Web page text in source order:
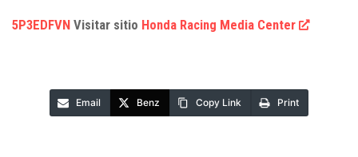
5P3EDFVN Visitar sitio Honda Racing Media Center
Email Benz Copy Link Print